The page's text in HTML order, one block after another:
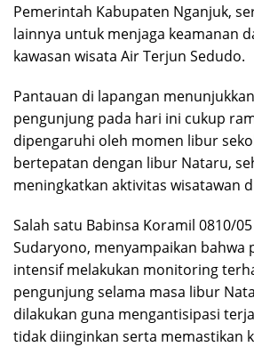
Pemerintah Kabupaten Nganjuk,
lainnya untuk menjaga keamanan
kawasan wisata Air Terjun Sedudo.
Pantauan di lapangan
pengunjung pada hari ini cukup
dipengaruhi oleh momen libur
bertepatan dengan libur Nataru,
meningkatkan aktivitas wisatawan
Salah satu Babinsa Koramil 0810/
Sudaryono, menyampaikan bahwa
intensif melakukan monitoring
pengunjung selama masa libur
dilakukan guna mengantisipasi
tidak diinginkan serta memastikan